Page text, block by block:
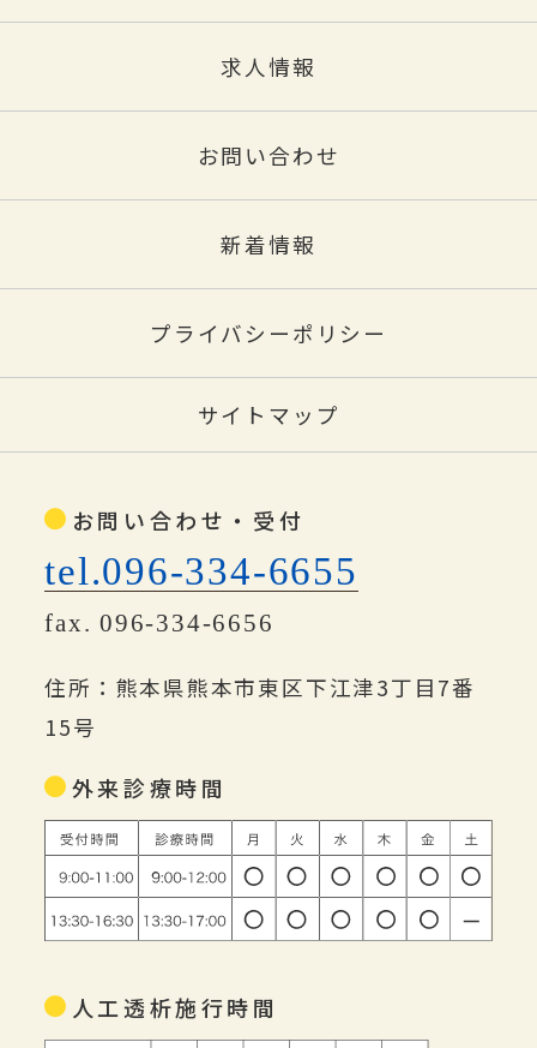
求人情報
お問い合わせ
新着情報
プライバシーポリシー
サイトマップ
お問い合わせ・受付
tel.096-334-6655
fax. 096-334-6656
住所：熊本県熊本市東区下江津3丁目7番
15号
外来診療時間
人工透析施行時間